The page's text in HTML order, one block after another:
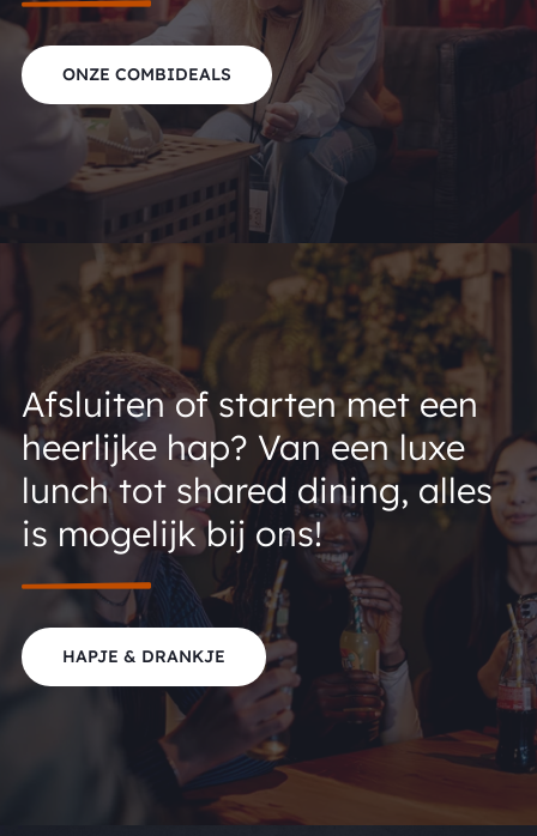
ONZE COMBIDEALS
Afsluiten of starten met een
heerlijke hap? Van een luxe
lunch tot shared dining, alles
is mogelijk bij ons!
HAPJE & DRANKJE